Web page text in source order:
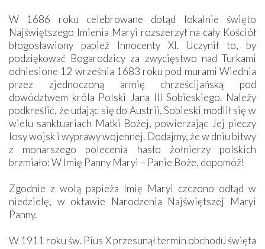
W 1686 roku celebrowane dotąd lokalnie święto
Najświętszego Imienia Maryi rozszerzył na cały Kościół
błogosławiony papież Innocenty XI. Uczynił to, by
podziękować Bogarodzicy za zwycięstwo nad Turkami
odniesione 12 września 1683 roku pod murami Wiednia
przez zjednoczoną armię chrześcijańską pod
dowództwem króla Polski Jana III Sobieskiego. Należy
podkreślić, że udając się do Austrii, Sobieski modlił się w
wielu sanktuariach Matki Bożej, powierzając Jej pieczy
losy wojsk i wyprawy wojennej. Dodajmy, że w dniu bitwy
z monarszego polecenia hasło żołnierzy polskich
brzmiało: W Imię Panny Maryi – Panie Boże, dopomóż!
Zgodnie z wolą papieża Imię Maryi czczono odtąd w
niedzielę, w oktawie Narodzenia Najświętszej Maryi
Panny.
W 1911 roku św. Pius X przesunął termin obchodu święta